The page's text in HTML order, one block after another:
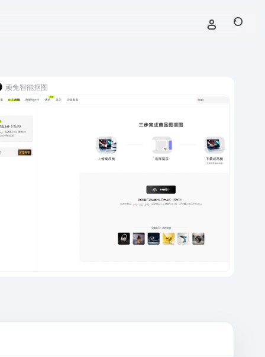
顽兔智能抠图